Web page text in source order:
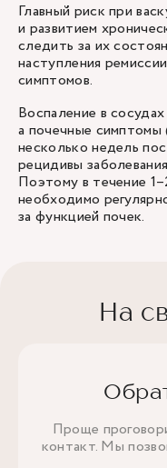
Главный риск при
и развитием
следить за их
наступления
симптомов.
Воспаление в
а почечные симптомы
несколько недель
рецидивы
Поэтому в течение
необходимо
за функцией почек.
На
Проще
контакт. Мы